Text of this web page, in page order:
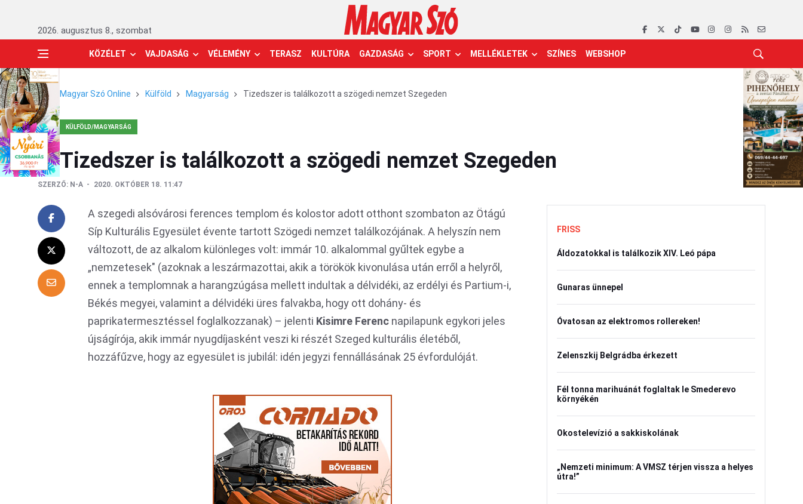
2026. augusztus 8., szombat
KÖZÉLET VAJDASÁG VÉLEMÉNY TERASZ KULTÚRA GAZDASÁG SPORT MELLÉKLETEK SZÍNES WEBSHOP
Magyar Szó Online Külföld Magyarság Tizedszer is találkozott a szögedi nemzet Szegeden
KÜLFÖLD/MAGYARSÁG
Tizedszer is találkozott a szögedi nemzet Szegeden
SZERZŐ: N-A 2020. OKTÓBER 18. 11:47
A szegedi alsóvárosi ferences templom és kolostor adott otthont szombaton az Ötágú
Síp Kulturális Egyesület évente tartott Szögedi nemzet találkozójának. A helyszín nem
változott, de az alkalom különleges volt: immár 10. alkalommal gyűltek egybe a
„nemzetesek" (azoknak a leszármazottai, akik a törökök kivonulása után erről a helyről,
ennek a templomnak a harangzúgása mellett indultak a délvidéki, az erdélyi és Partium-i,
Békés megyei, valamint a délvidéki üres falvakba, hogy ott dohány- és
paprikatermesztéssel foglalkozzanak) – jelenti Kisimre Ferenc napilapunk egykori jeles
újságírója, akik immár nyugdíjasként veszi ki részét Szeged kulturális életéből,
hozzáfűzve, hogy az egyesület is jubilál: idén jegyzi fennállásának 25 évfordulóját.
FRISS
Áldozatokkal is találkozik XIV. Leó pápa
Gunaras ünnepel
Óvatosan az elektromos rollereken!
Zelenszkij Belgrádba érkezett
Fél tonna marihuánát foglaltak le Smederevo
környékén
Okostelevízió a sakkiskolának
„Nemzeti minimum: A VMSZ térjen vissza a helyes
útra!”